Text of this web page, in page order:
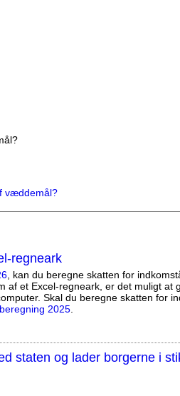
væddemål?
regneark
, kan du beregne skatten for
af et Excel-regneark, er det muligt at
Skal du beregne skatten for
2025.
staten og lader borgerne i